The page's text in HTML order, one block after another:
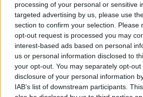
processing of your personal or sensitive
targeted advertising by us, please use
section to confirm your selection. Please
opt-out request is processed you may
interest-based ads based on personal
us or personal information disclosed to
your opt-out. You may separately opt-
disclosure of your personal information
IAB’s list of downstream participants.